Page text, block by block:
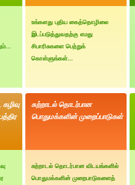
உங்களது புதிய கைத்தொழிலை
இடப்படுத்துவதற்கு எமது
சிபாரிசுகளை பெற்றுக்
கொள்ளுங்கள்...
சுற்றாடல் தொடர்பான
பொதுமக்களின் முறைப்பாடுகள்
சுற்றாடல் தொடர்பான விடயங்களில்
பொதுமக்களின் முறைபாடுகளைத்